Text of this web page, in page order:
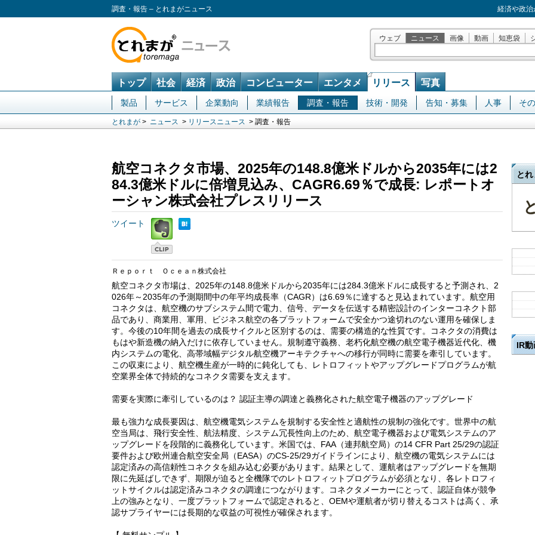
調査・報告 – とれまがニュース 経済や政
ウェブ ニュース 画像 動画 知恵袋
トップ 社会 経済 政治 コンピューター エンタメ リリース 写真
製品 サービス 企業動向 業績報告 調査・報告 技術・開発 告知・募集 人事 そ
とれまが > ニュース > リリースニュース > 調査・報告
航空コネクタ市場、2025年の148.8億米ドルから2035年には2
84.3億米ドルに倍増見込み、CAGR6.69％で成長: レポートオ
ーシャン株式会社プレスリリース
ツイート
Ｒｅｐｏｒｔ Ｏｃｅａｎ株式会社
航空コネクタ市場は、2025年の148.8億米ドルから2035年には284.3億米ドルに成長すると予測され、2
026年～2035年の予測期間中の年平均成長率（CAGR）は6.69％に達すると見込まれています。航空用
コネクタは、航空機のサブシステム間で電力、信号、データを伝送する精密設計のインターコネクト部
品であり、商業用、軍用、ビジネス航空の各プラットフォームで安全かつ途切れのない運用を確保しま
す。今後の10年間を過去の成長サイクルと区別するのは、需要の構造的な性質です。コネクタの消費は
もはや新造機の納入だけに依存していません。規制遵守義務、老朽化航空機の航空電子機器近代化、機
内システムの電化、高帯域幅デジタル航空機アーキテクチャへの移行が同時に需要を牽引しています。
この収束により、航空機生産が一時的に鈍化しても、レトロフィットやアップグレードプログラムが航
空業界全体で持続的なコネクタ需要を支えます。
需要を実際に牽引しているのは？ 認証主導の調達と義務化された航空電子機器のアップグレード
最も強力な成長要因は、航空機電気システムを規制する安全性と適航性の規制の強化です。世界中の航
空当局は、飛行安全性、航法精度、システム冗長性向上のため、航空電子機器および電気システムのア
ップグレードを段階的に義務化しています。米国では、FAA（連邦航空局）の14 CFR Part 25/29の認証
要件および欧州連合航空安全局（EASA）のCS-25/29ガイドラインにより、航空機の電気システムには
認定済みの高信頼性コネクタを組み込む必要があります。結果として、運航者はアップグレードを無期
限に先延ばしできず、期限が迫ると全機隊でのレトロフィットプログラムが必須となり、各レトロフィ
ットサイクルは認定済みコネクタの調達につながります。コネクタメーカーにとって、認証自体が競争
上の強みとなり、一度プラットフォームで認定されると、OEMや運航者が切り替えるコストは高く、承
認サプライヤーには長期的な収益の可視性が確保されます。
とれ
IR動